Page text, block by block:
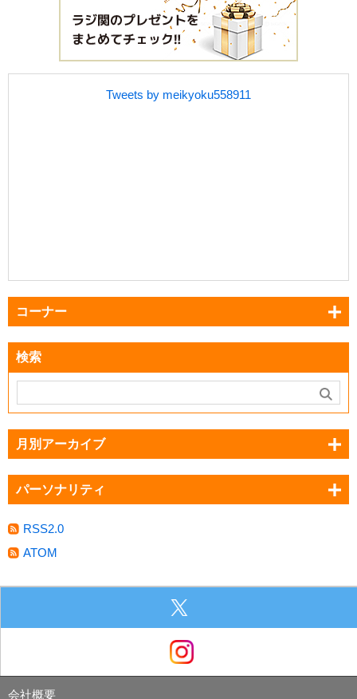
Tweets by meikyoku558911
コーナー
検索
月別アーカイブ
パーソナリティ
RSS2.0
ATOM
会社概要